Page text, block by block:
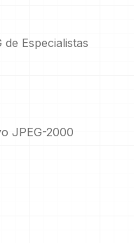
Especialistas
JPEG-2000